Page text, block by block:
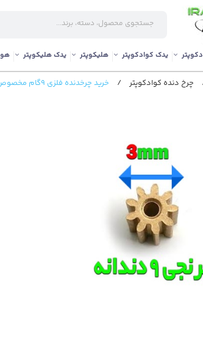
یدک کوادکوپتر هلیکوپتر یدک هلیکوپتر
چرخ دنده کوادکوپتر / خرید چرخدنده فلزی 9گام مخصوص موتورهای کرولس با قطر شفت 0.9 میلیمتر